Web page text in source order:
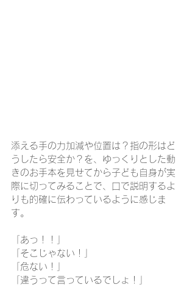
添える手の力加減や位置は？指の形はど
うしたら安全か？を、ゆっくりとした動
きのお手本を見せてから子ども自身が実
際に切ってみることで、口で説明するよ
りも的確に伝わっているように感じま
す。
「あっ！！」
「そこじゃない！」
「危ない！」
「違うって言っているでしょ！」